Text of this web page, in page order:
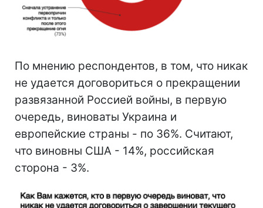
По мнению респондентов, в том, что никак
не удается договориться о прекращении
развязанной Россией войны, в первую
очередь, виноваты Украина и
европейские страны - по 36%. Считают,
что виновны США - 14%, российская
сторона - 3%.